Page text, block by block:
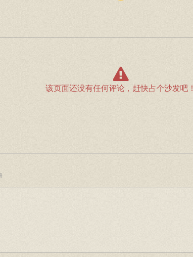
该页面还没有任何评论，赶快占个沙发吧！